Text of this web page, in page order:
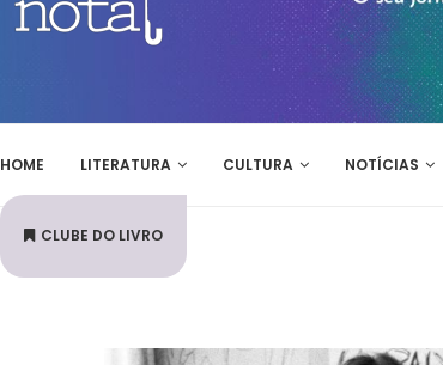
HOME LITERATURA CULTURA NOTÍCIAS
CLUBE DO LIVRO